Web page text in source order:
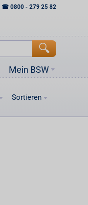
☎ 0800 - 279 25 82
Mein BSW
Sortieren